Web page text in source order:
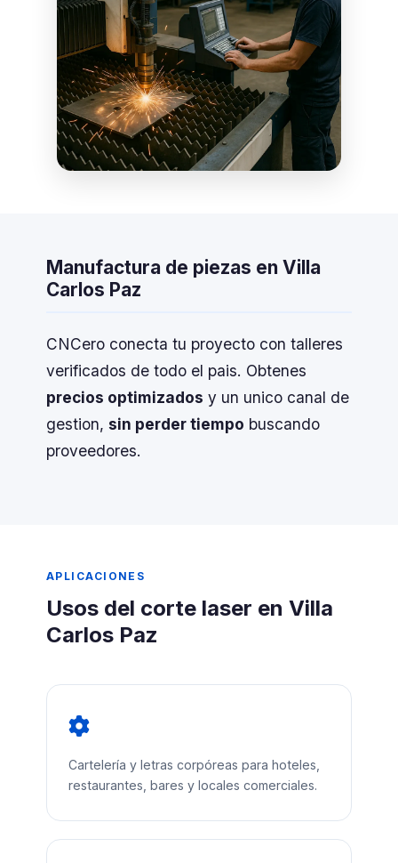
Manufactura de piezas en Villa
Carlos Paz
CNCero conecta tu proyecto con talleres
verificados de todo el pais. Obtenes
precios optimizados y un unico canal de
gestion, sin perder tiempo buscando
proveedores.
APLICACIONES
Usos del corte laser en Villa
Carlos Paz
Cartelería y letras corpóreas para hoteles,
restaurantes, bares y locales comerciales.